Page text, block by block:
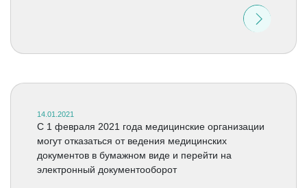
14.01.2021
С 1 февраля 2021 года медицинские организации
могут отказаться от ведения медицинских
документов в бумажном виде и перейти на
электронный документооборот